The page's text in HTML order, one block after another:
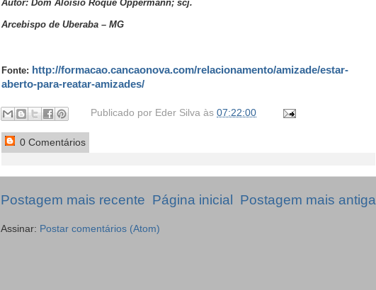
Autor: Dom Aloísio Roque Oppermann; scj.
Arcebispo de Uberaba – MG
Fonte: http://formacao.cancaonova.com/relacionamento/amizade/estar-
aberto-para-reatar-amizades/
Publicado por Eder Silva às 07:22:00
0 Comentários
Postagem mais recente Postagem mais antiga
Página inicial
Assinar: Postar comentários (Atom)